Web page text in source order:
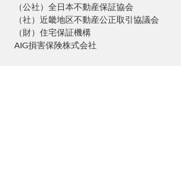
（公社）全日本不動産保証協会
（社）近畿地区不動産公正取引協議会
（財）住宅保証機構
AIG損害保険株式会社